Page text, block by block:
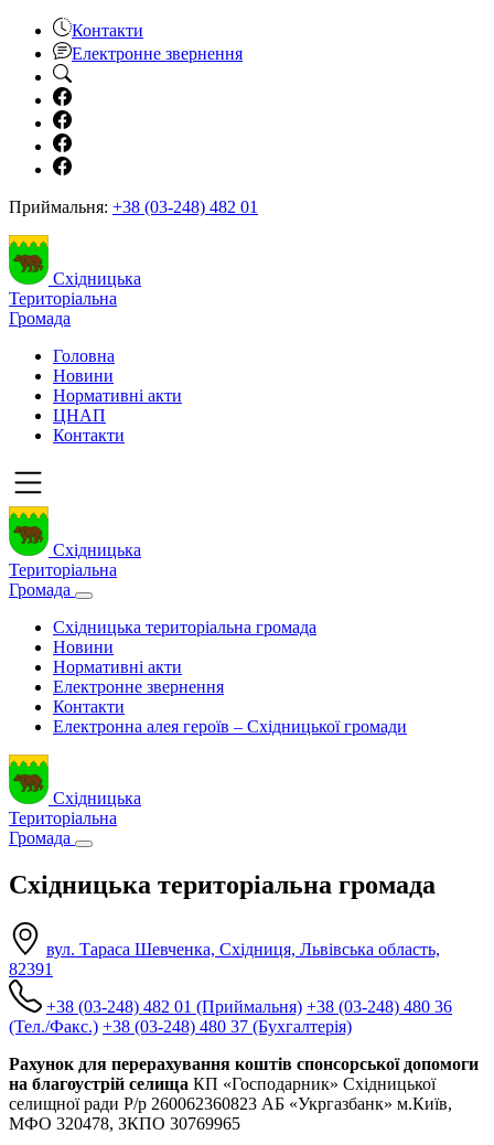
Контакти
Електронне звернення
Приймальня: +38 (03-248) 482 01
Східницька
Територіальна
Громада
Головна
Новини
Нормативні акти
ЦНАП
Контакти
Східницька
Територіальна
Громада
Східницька територіальна громада
Новини
Нормативні акти
Електронне звернення
Контакти
Електронна алея героїв – Східницької громади
Східницька
Територіальна
Громада
Східницька територіальна громада
вул. Тараса Шевченка, Східниця, Львівська область,
82391
+38 (03-248) 482 01 (Приймальня) +38 (03-248) 480 36
(Тел./Факс.) +38 (03-248) 480 37 (Бухгалтерія)
Рахунок для перерахування коштів спонсорської допомоги
на благоустрій селища КП «Господарник» Східницької
селищної ради Р/р 260062360823 АБ «Укргазбанк» м.Київ,
МФО 320478, ЗКПО 30769965